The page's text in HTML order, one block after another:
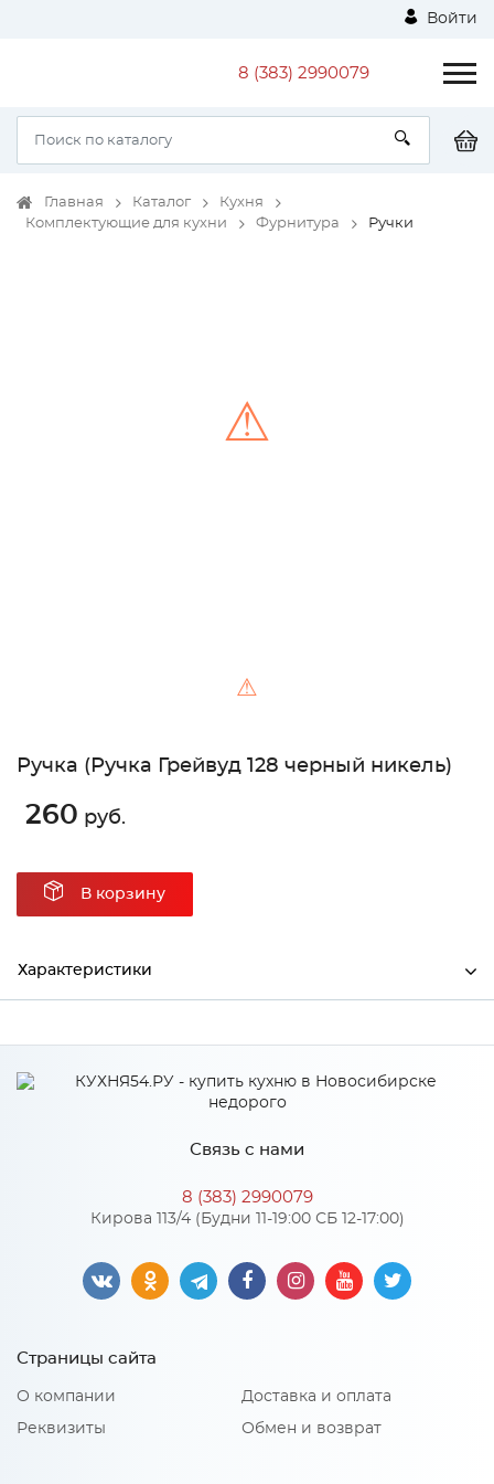
Войти
8 (383) 2990079
Главная Каталог
Кухня
Комплектующие для кухни
Фурнитура Ручки
⚠
⚠
Ручка (Ручка Грейвуд 128 черный никель)
260 руб.
В корзину
Характеристики
Связь с нами
8 (383) 2990079
Кирова 113/4 (Будни 11-19:00 СБ 12-17:00)
Страницы сайта
О компании
Реквизиты
Доставка и оплата
Обмен и возврат